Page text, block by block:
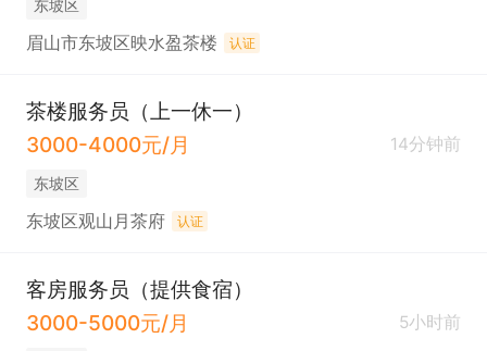
东坡区
眉山市东坡区映水盈茶楼 认证
茶楼服务员（上一休一）
3000-4000元/月
14分钟前
东坡区
东坡区观山月茶府 认证
客房服务员（提供食宿）
3000-5000元/月
5小时前